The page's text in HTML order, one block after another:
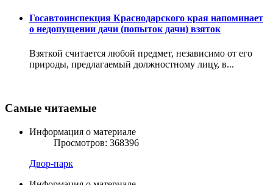
Госавтоинспекция Краснодарского края напоминает
о недопущении дачи (попыток дачи) взяток
Взяткой считается любой предмет, независимо от его
природы, предлагаемый должностному лицу, в...
Самые читаемые
Информация о материале
Просмотров: 368396
Двор-парк